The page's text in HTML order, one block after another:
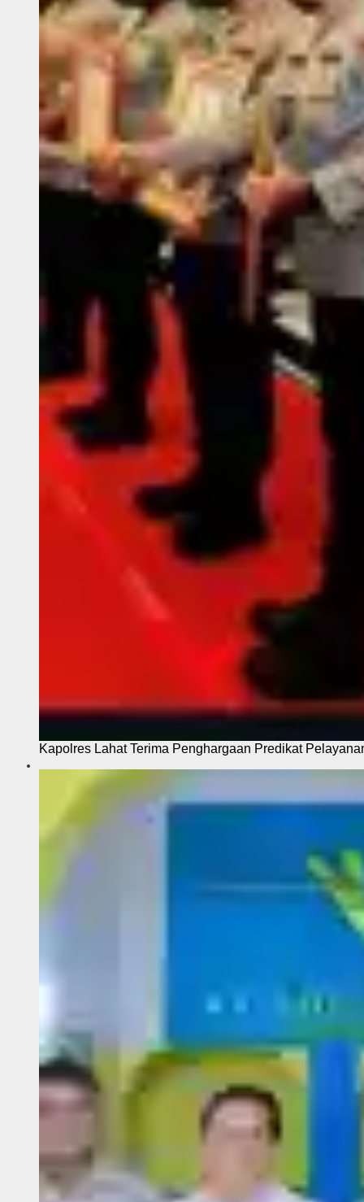
Kapolres Lahat Terima Penghargaan Predikat